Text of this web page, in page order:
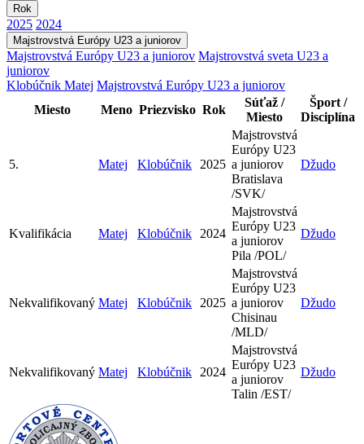
Rok
2025 2024
Majstrovstvá Európy U23 a juniorov
Majstrovstvá Európy U23 a juniorov Majstrovstvá sveta U23 a
juniorov
Klobúčnik Matej Majstrovstvá Európy U23 a juniorov
Miesto
Meno Priezvisko Rok
Súťaž /
Miesto
Šport /
Disciplína
5. Matej Klobúčnik 2025
Majstrovstvá
Európy U23
a juniorov
Bratislava
/SVK/
Džudo
Kvalifikácia Matej Klobúčnik 2024
Majstrovstvá
Európy U23
a juniorov
Pila /POL/
Džudo
Nekvalifikovaný Matej Klobúčnik 2025
Majstrovstvá
Európy U23
a juniorov
Chisinau
/MLD/
Džudo
Nekvalifikovaný Matej Klobúčnik 2024
Majstrovstvá
Európy U23
a juniorov
Talin /EST/
Džudo